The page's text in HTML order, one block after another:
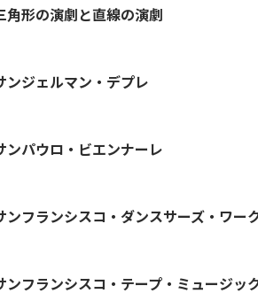
角形の演劇と直線の演劇
ンジェルマン・デプレ
ンパウロ・ビエンナーレ
ンフランシスコ・ダンスサーズ・ワー
ンフランシスコ・テープ・ミュージッ